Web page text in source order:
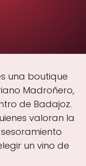
una boutique
Madroñero,
de Badajoz.
valoran la
un vino de